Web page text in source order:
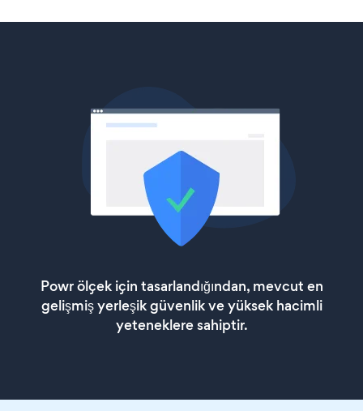
Powr ölçek için tasarlandığından, mevcut en
gelişmiş yerleşik güvenlik ve yüksek hacimli
yeteneklere sahiptir.